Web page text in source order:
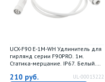
UCX-F90 E-1M-WH Удлинитель для
гирлянд серии F90PRO. 1м.
Статика-мерцание. IP67. Белый.
210 руб. UL-00013222